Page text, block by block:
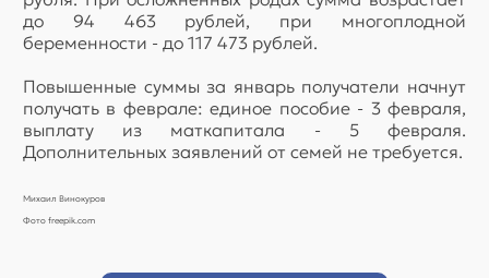
до 94 463 рублей, при многоплодной
беременности - до 117 473 рублей.
Повышенные суммы за январь получатели начнут
получать в феврале: единое пособие - 3 февраля,
выплату из маткапитала - 5 февраля.
Дополнительных заявлений от семей не требуется.
Михаил Винокуров
Фото freepik.com